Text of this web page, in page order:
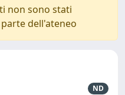
non sono stati
dell'ateneo
ND